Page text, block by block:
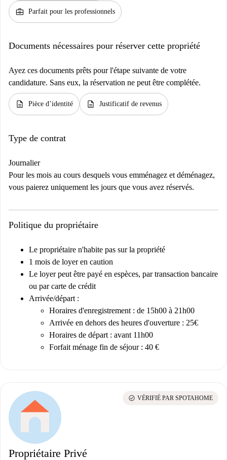
business_center Parfait pour les professionnels
Documents nécessaires pour réserver cette propriété
Ayez ces documents prêts pour l'étape suivante de votre
candidature. Sans eux, la réservation ne peut être complétée.
description Pièce d’identité description Justificatif de revenus
Type de contrat
Journalier
Pour les mois au cours desquels vous emménagez et déménagez,
vous paierez uniquement les jours que vous avez réservés.
Politique du propriétaire
Le propriétaire n'habite pas sur la propriété
1 mois de loyer en caution
Le loyer peut être payé en espèces, par transaction bancaire
ou par carte de crédit
Arrivée/départ :
Horaires d'enregistrement : de 15h00 à 21h00
Arrivée en dehors des heures d'ouverture : 25€
Horaires de départ : avant 11h00
Forfait ménage fin de séjour : 40 €
Propriétaire Privé
check_circle VÉRIFIÉ PAR SPOTAHOME